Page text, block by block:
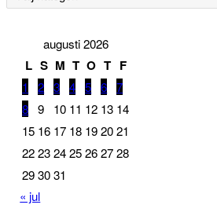
augusti 2026
L S M T O T F
1 2 3 4 5 6 7
8 9 10 11 12 13 14
15 16 17 18 19 20 21
22 23 24 25 26 27 28
29 30 31
« jul